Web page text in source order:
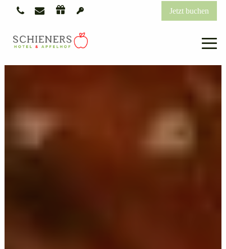
Jetzt buchen